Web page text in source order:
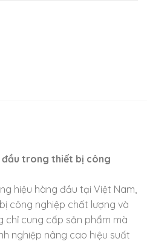
đầu trong thiết bị công
hiệu hàng đầu tại Việt Nam,
công nghiệp chất lượng và
chỉ cung cấp sản phẩm mà
nghiệp nâng cao hiệu suất